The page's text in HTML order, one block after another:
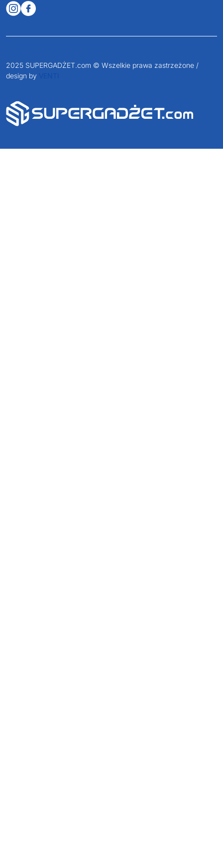
2025 SUPERGADŻET.com © Wszelkie prawa zastrzeżone /
design by VENTI